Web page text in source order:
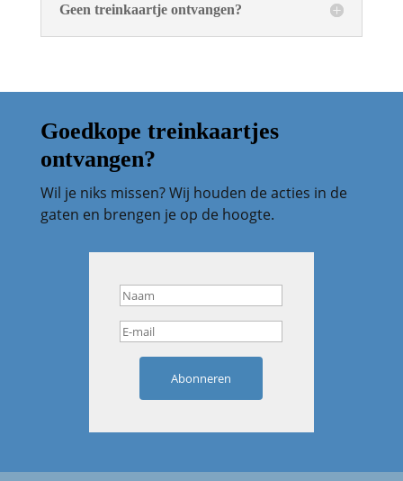
Geen treinkaartje ontvangen?
Goedkope treinkaartjes
ontvangen?
Wil je niks missen? Wij houden de acties in de
gaten en brengen je op de hoogte.
Abonneren